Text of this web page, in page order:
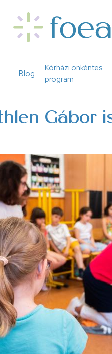
Blog
Kórházi önkéntes
program
Gábor